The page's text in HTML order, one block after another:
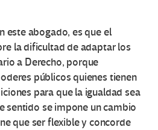
este abogado, es que el
la dificultad de adaptar los
a Derecho, porque
públicos quienes tienen
para que la igualdad sea
sentido se impone un cambio
que ser flexible y concorde